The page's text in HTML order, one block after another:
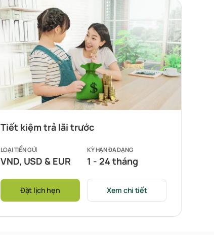
Tiết kiệm trả lãi trước
LOẠI TIỀN GỬI
VND, USD & EUR
KỲ HẠN ĐA DẠNG
1 - 24 tháng
Đặt lịch hẹn Xem chi tiết